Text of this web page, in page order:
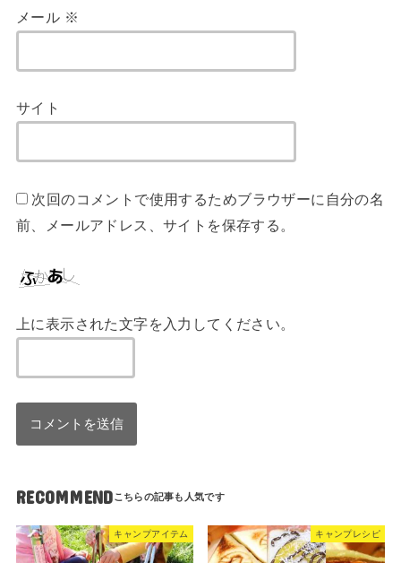
メール ※
サイト
次回のコメントで使用するためブラウザーに自分の名
前、メールアドレス、サイトを保存する。
上に表示された文字を入力してください。
RECOMMEND
キャンプアイテム キャンプレシピ